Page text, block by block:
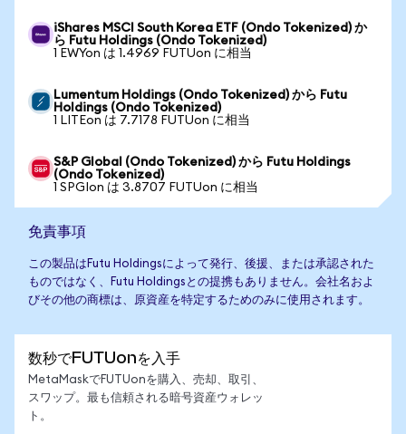
iShares MSCI South Korea ETF (Ondo Tokenized) か
ら Futu Holdings (Ondo Tokenized)
1 EWYon は 1.4969 FUTUon に相当
Lumentum Holdings (Ondo Tokenized) から Futu
Holdings (Ondo Tokenized)
1 LITEon は 7.7178 FUTUon に相当
S&P Global (Ondo Tokenized) から Futu Holdings
(Ondo Tokenized)
1 SPGIon は 3.8707 FUTUon に相当
免責事項
この製品はFutu Holdingsによって発行、後援、または承認された
ものではなく、Futu Holdingsとの提携もありません。会社名およ
びその他の商標は、原資産を特定するためのみに使用されます。
数秒でFUTUonを入手
MetaMaskでFUTUonを購入、売却、取引、
スワップ。最も信頼される暗号資産ウォレッ
ト。